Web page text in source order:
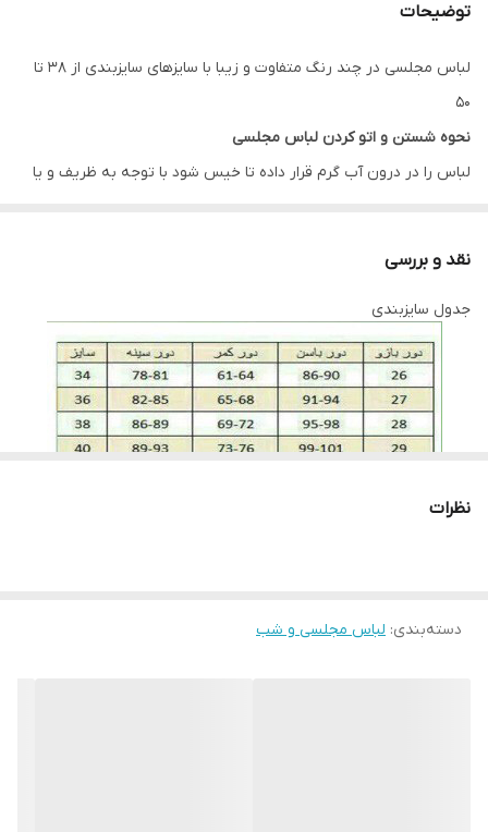
توضیحات
لباس مجلسی در چند رنگ متفاوت و زیبا با سایزهای سایزبندی از 38 تا
50
نحوه شستن و اتو کردن لباس مجلسی
لباس را در درون آب گرم قرار داده تا خیس شود با توجه به ظریف و یا
وارد نشود چراکه دارای بافتی حساس است پس بهتر است در هوای آزاد
خشک شود لباس ها را در سایه خشک کنید به دور از نور خوشید این
روش بسیار بهتری است. برای اتو کردن این نوع پارچه ها باید نکاتی را
نیز رعایت کنید، قبل از هرکاری از تمیز بودن کف اتو اطمینان حاصل کنید،
پارچه سفید نازکی روی لباس قرار داده و به آرامی با درجه کم اتو بزنید و
به مراتب درجه را بروی ارقام بیشتری تنظیم کنید. توجه کنید قسمت
لطفا در ثبت سفارش سایز خود دقت نمایید
نقد و بررسی
جدول سایزبندی
نظرات
دسته‌بندی: لباس مجلسی و شب